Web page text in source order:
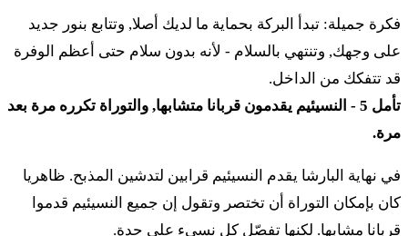
٣٣ زوت عَبودَت مِشْبّْحوت بْنيه مْراري لْخول عَبوداتام
بْأوهِل موعيد بْيَد إيتامار بِّن أَهَرون هَكّوهين
הַקְּהָתִי לְמִשְׁפְּחֹתָם וּלְבֵית אֲבֹתָם׃
٣٤ فَيِّفْقود موشيه فْأَهَرون أونْسييئيه هاعيدا إِت بْنيه
فكرة جميلة: تبدأ البركة بحماية ما لديك أصلا, وتتابع بنور جديد
على وجهك, وتنتهي بالسلام - لأنه بدون سلام حتى أعظم الوفرة
قد تتفكك من الداخل.
تأمل 5 - النسيئيم يقدمون قربانا متشابها, والتوراة تكرره مرة بعد
مرة.
في نهاية البارشا يقدم النسيئيم قرابين لتدشين المذبح. ظاهريا
كان بإمكان التوراة أن تختصر وتقول إن جميع النسيئيم قدموا
قربانا مشابها. لكنها تفصّل كل نسيء على حدة.